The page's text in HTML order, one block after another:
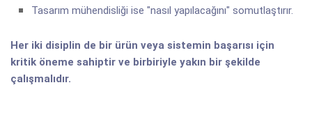
Tasarım mühendisliği ise "nasıl yapılacağını" somutlaştırır.
Her iki disiplin de bir ürün veya sistemin başarısı için
kritik öneme sahiptir ve birbiriyle yakın bir şekilde
çalışmalıdır.